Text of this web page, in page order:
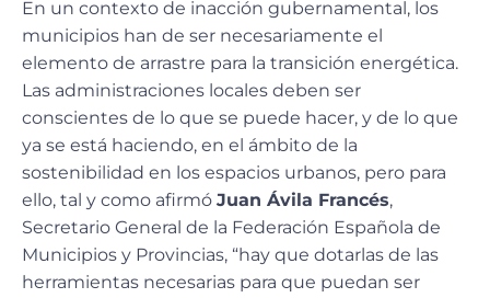
En un contexto de inacción gubernamental, los
municipios han de ser necesariamente el
elemento de arrastre para la transición energética.
Las administraciones locales deben ser
conscientes de lo que se puede hacer, y de lo que
ya se está haciendo, en el ámbito de la
sostenibilidad en los espacios urbanos, pero para
ello, tal y como afirmó Juan Ávila Francés,
Secretario General de la Federación Española de
Municipios y Provincias, “hay que dotarlas de las
herramientas necesarias para que puedan ser